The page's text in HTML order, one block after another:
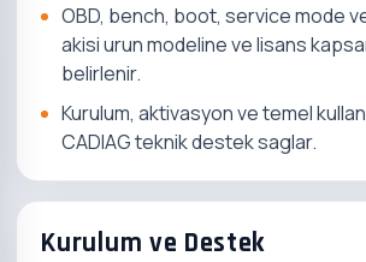
OBD, bench, boot, service mode
akisi urun modeline ve lisans
belirlenir.
Kurulum, aktivasyon ve temel
CADIAG teknik destek saglar.
Kurulum ve Destek